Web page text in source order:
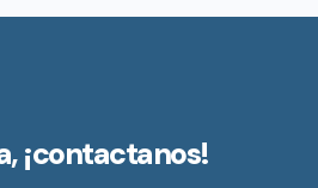
¡contactanos!